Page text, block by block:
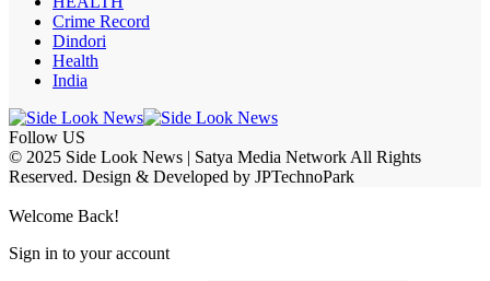
Crime Record
Dindori
Health
India
Follow US
© 2025 Side Look News | Satya Media Network All Rights
Reserved. Design & Developed by JPTechnoPark
Welcome Back!
Sign in to your account